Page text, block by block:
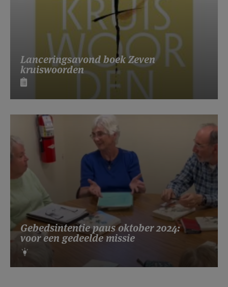
Lanceringsavond boek Zeven
kruiswoorden
Gebedsintentie paus oktober 2024:
voor een gedeelde missie